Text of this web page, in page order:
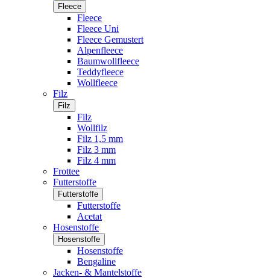
Fleece
Fleece
Fleece Uni
Fleece Gemustert
Alpenfleece
Baumwollfleece
Teddyfleece
Wollfleece
Filz
Filz
Filz
Wollfilz
Filz 1,5 mm
Filz 3 mm
Filz 4 mm
Frottee
Futterstoffe
Futterstoffe
Futterstoffe
Acetat
Hosenstoffe
Hosenstoffe
Hosenstoffe
Bengaline
Jacken- & Mantelstoffe